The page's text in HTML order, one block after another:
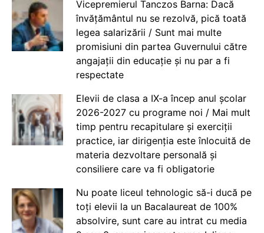
Vicepremierul Tanczos Barna: Dacă
învățământul nu se rezolvă, pică toată
legea salarizării / Sunt mai multe
promisiuni din partea Guvernului către
angajații din educație și nu par a fi
respectate
Elevii de clasa a IX-a încep anul școlar
2026-2027 cu programe noi / Mai mult
timp pentru recapitulare și exerciții
practice, iar dirigenția este înlocuită de
materia dezvoltare personală și
consiliere care va fi obligatorie
Nu poate liceul tehnologic să-i ducă pe
toți elevii la un Bacalaureat de 100%
absolvire, sunt care au intrat cu media